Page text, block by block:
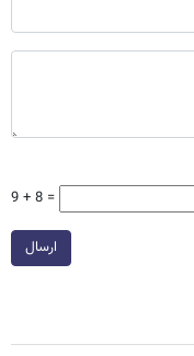
9 + 8 =
ارسال